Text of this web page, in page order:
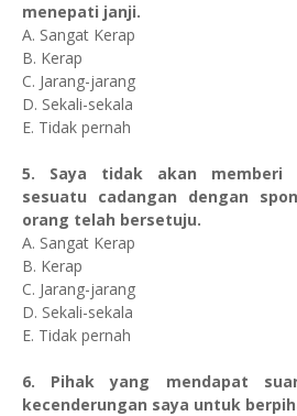
menepati janji.
A. Sangat Kerap
B. Kerap
C. Jarang-jarang
D. Sekali-sekala
E. Tidak pernah
5. Saya tidak akan memberi
sesuatu cadangan dengan
orang telah bersetuju.
A. Sangat Kerap
B. Kerap
C. Jarang-jarang
D. Sekali-sekala
E. Tidak pernah
6. Pihak yang mendapat
kecenderungan saya untuk